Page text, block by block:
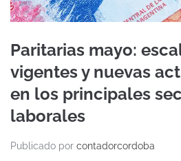
Paritarias mayo:
vigentes y nuevas
en los principales
laborales
Publicado por contadorcordoba